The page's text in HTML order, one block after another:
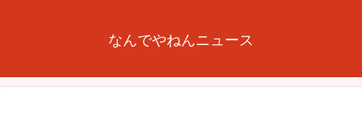
なんでやねんニュース